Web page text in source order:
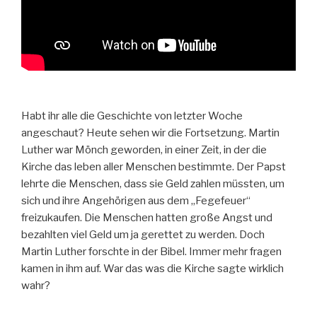
Habt ihr alle die Geschichte von letzter Woche
angeschaut? Heute sehen wir die Fortsetzung. Martin
Luther war Mönch geworden, in einer Zeit, in der die
Kirche das leben aller Menschen bestimmte. Der Papst
lehrte die Menschen, dass sie Geld zahlen müssten, um
sich und ihre Angehörigen aus dem „Fegefeuer“
freizukaufen. Die Menschen hatten große Angst und
bezahlten viel Geld um ja gerettet zu werden. Doch
Martin Luther forschte in der Bibel. Immer mehr fragen
kamen in ihm auf. War das was die Kirche sagte wirklich
wahr?